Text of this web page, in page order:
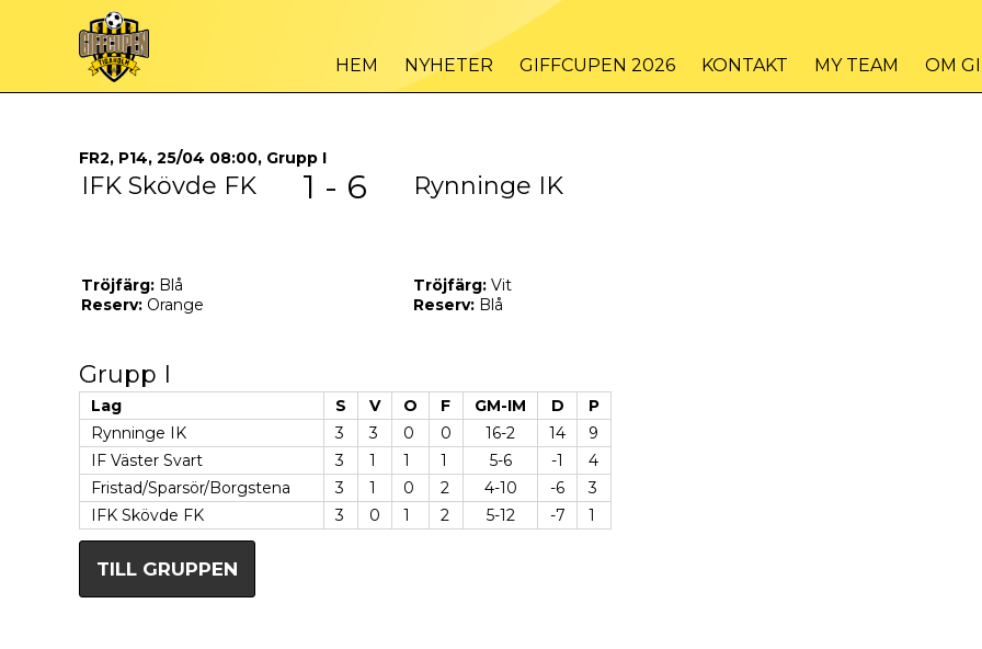
HEM NYHETER GIFFCUPEN 2026 KONTAKT MY TEAM OM
FR2, P14, 25/04 08:00, Grupp I
IFK Skövde FK 1 - 6 Rynninge IK
Tröjfärg: Blå
Reserv: Orange
Tröjfärg: Vit
Reserv: Blå
Grupp I
Lag S V O F GM-IM D
P
Rynninge IK
3 3 0 0 16-2 14
9
IF Väster Svart
3 1 1 1 5-6 -1
4
Fristad/Sparsör/Borgstena
3 1 0 2 4-10 -6
3
IFK Skövde FK
3 0 1 2 5-12 -7 1
TILL GRUPPEN